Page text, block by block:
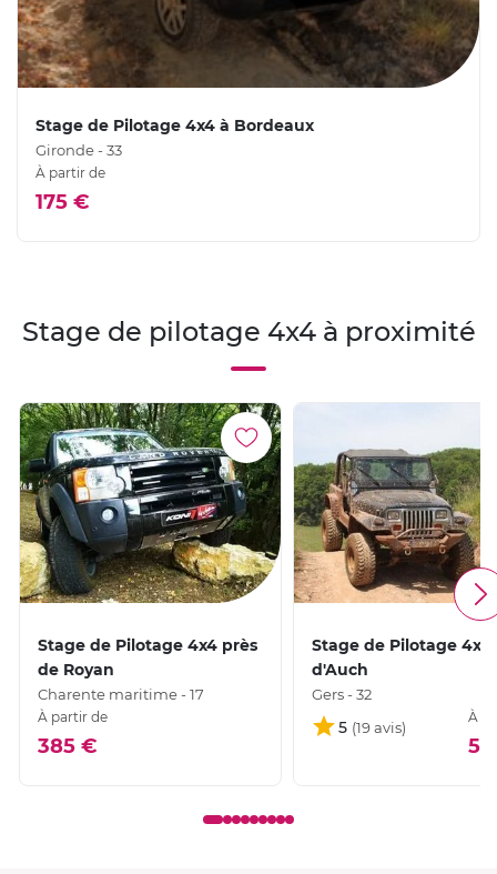
Stage de Pilotage 4x4 à Bordeaux
Gironde - 33
À partir de
175 €
Stage de pilotage 4x4 à proximité
Stage de Pilotage 4x4 près
de Royan
Charente maritime - 17
À partir de
385 €
Stage de Pilotage 4x4
d'Auch
Gers - 32
5
À